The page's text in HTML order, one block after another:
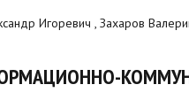
Игоревич , Захаров